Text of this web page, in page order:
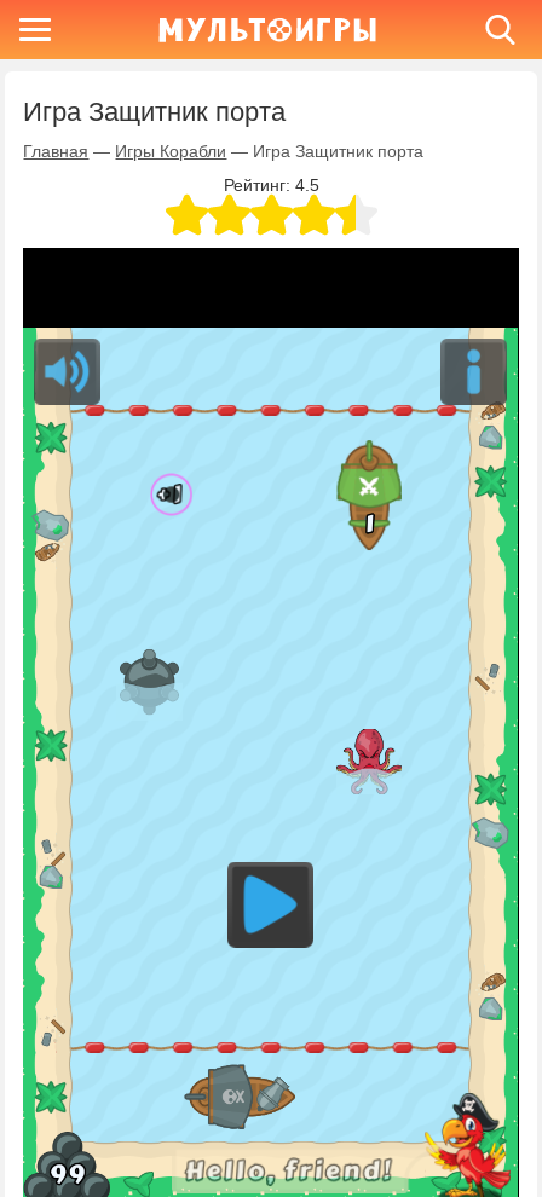
Игра Защитник порта
Главная — Игры Корабли — Игра Защитник порта
Рейтинг: 4.5